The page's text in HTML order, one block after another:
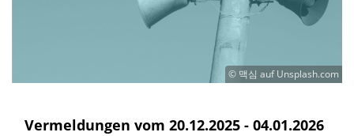
© 맥심 auf Unsplash.com
Vermeldungen vom 20.12.2025 - 04.01.2026